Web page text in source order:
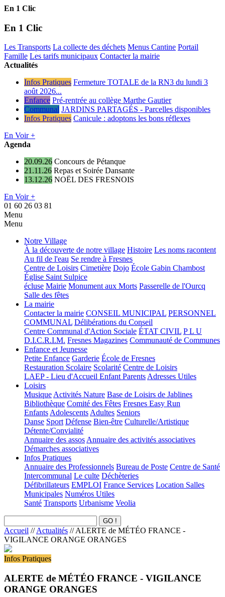
En 1 Clic
En 1 Clic
Les Transports La collecte des déchets Menus Cantine Portail
Famille Les tarifs municipaux Contacter la mairie
Actualités
Infos Pratiques Fermeture TOTALE de la RN3 du lundi 3
août 2026...
Enfance Pré-rentrée au collège Marthe Gautier
Communal JARDINS PARTAGÉS - Parcelles disponibles
Infos Pratiques Canicule : adoptons les bons réflexes
En Voir +
Agenda
20.09.26 Concours de Pétanque
21.11.26 Repas et Soirée Dansante
13.12.26 NOËL DES FRESNOIS
En Voir +
01 60 26 03 81
Menu
Menu
Notre Village
À la découverte de notre village Histoire Les noms racontent
Au fil de l'eau Se rendre à Fresnes
Centre de Loisirs Cimetière Dojo École Gabin Chambost
Église Saint Sulpice
écluse Mairie Monument aux Morts Passerelle de l'Ourcq
Salle des fêtes
La mairie
Contacter la mairie CONSEIL MUNICIPAL PERSONNEL
COMMUNAL Délibérations du Conseil
Centre Communal d'Action Sociale ÉTAT CIVIL P L U
D.I.C.R.I.M. Fresnes Magazines Communauté de Communes
Enfance et Jeunesse
Petite Enfance Garderie École de Fresnes
Restauration Scolaire Scolarité Centre de Loisirs
LAEP - Lieu d'Accueil Enfant ParentsAdresses Utiles
Loisirs
MusiqueActivités Nature Base de Loisirs de Jablines
Bibliothèque Comité des Fêtes Fresnes Easy Run
EnfantsAdolescentsAdultes Seniors
Danse Sport Défense Bien-être Culturelle/Artistique
Détente/Convialité
Annuaire des assosAnnuaire des activités associatives
Démarches associatives
Infos Pratiques
Annuaire des Professionnels Bureau de Poste Centre de Santé
Intercommunal Le culte Déchèteries
Défibrillateurs EMPLOI France Services Location Salles
Municipales Numéros Utiles
Santé Transports Urbanisme Veolia
Accueil //Actualités //ALERTE de MÉTÉO FRANCE -
VIGILANCE ORANGE ORANGES
Infos Pratiques
ALERTE de MÉTÉO FRANCE - VIGILANCE
ORANGE ORANGES